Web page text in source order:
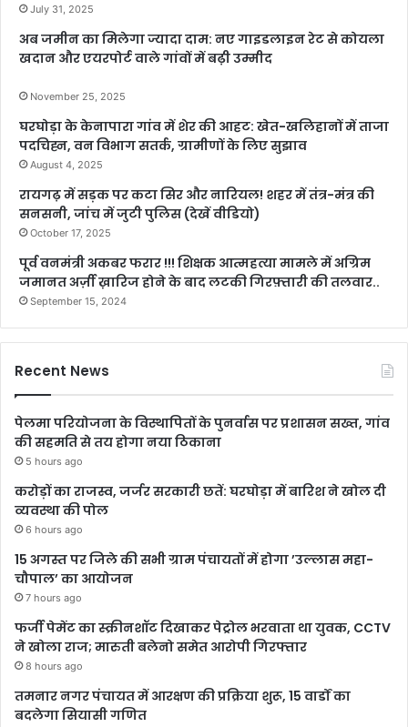
July 31, 2025
अब जमीन का मिलेगा ज्यादा दाम: नए गाइडलाइन रेट से कोयला
खदान और एयरपोर्ट वाले गांवों में बढ़ी उम्मीद
November 25, 2025
घरघोड़ा के केनापारा गांव में शेर की आहट: खेत-खलिहानों में ताजा
पदचिह्न, वन विभाग सतर्क, ग्रामीणों के लिए सुझाव
August 4, 2025
रायगढ़ में सड़क पर कटा सिर और नारियल! शहर में तंत्र-मंत्र की
सनसनी, जांच में जुटी पुलिस (देखें वीडियो)
October 17, 2025
पूर्व वनमंत्री अकबर फरार !!! शिक्षक आत्महत्या मामले में अग्रिम
जमानत अर्ज़ी ख़ारिज होने के बाद लटकी गिरफ़्तारी की तलवार..
September 15, 2024
Recent News
पेलमा परियोजना के विस्थापितों के पुनर्वास पर प्रशासन सख्त, गांव
की सहमति से तय होगा नया ठिकाना
5 hours ago
करोड़ों का राजस्व, जर्जर सरकारी छतें: घरघोड़ा में बारिश ने खोल दी
व्यवस्था की पोल
6 hours ago
15 अगस्त पर जिले की सभी ग्राम पंचायतों में होगा ’उल्लास महा-
चौपाल’ का आयोजन
7 hours ago
फर्जी पेमेंट का स्क्रीनशॉट दिखाकर पेट्रोल भरवाता था युवक, CCTV
ने खोला राज; मारुती बलेनो समेत आरोपी गिरफ्तार
8 hours ago
तमनार नगर पंचायत में आरक्षण की प्रक्रिया शुरू, 15 वार्डों का
बदलेगा सियासी गणित